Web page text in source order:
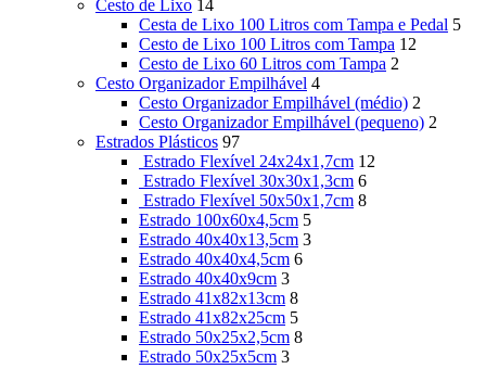
Cesto de Lixo 14
Cesta de Lixo 100 Litros com Tampa e Pedal 5
Cesto de Lixo 100 Litros com Tampa 12
Cesto de Lixo 60 Litros com Tampa 2
Cesto Organizador Empilhável 4
Cesto Organizador Empilhável (médio) 2
Cesto Organizador Empilhável (pequeno) 2
Estrados Plásticos 97
Estrado Flexível 24x24x1,7cm 12
Estrado Flexível 30x30x1,3cm 6
Estrado Flexível 50x50x1,7cm 8
Estrado 100x60x4,5cm 5
Estrado 40x40x13,5cm 3
Estrado 40x40x4,5cm 6
Estrado 40x40x9cm 3
Estrado 41x82x13cm 8
Estrado 41x82x25cm 5
Estrado 50x25x2,5cm 8
Estrado 50x25x5cm 3